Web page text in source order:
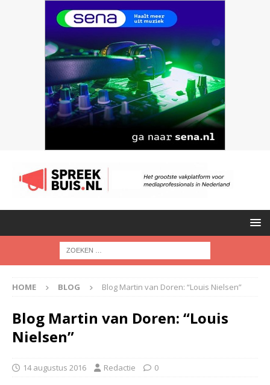
HOME BLOG Blog Martin van Doren: “Louis Nielsen”
Blog Martin van Doren: “Louis
Nielsen”
14 augustus 2016 Redactie 0